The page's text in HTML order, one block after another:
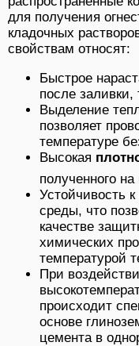
для получения
кладочных
свойствам относят:
Быстрое
после заливки,
Выделение
позволяет
температуре
Высокая
полученного
Устойчивость
среды, что
качестве
химических
температурой
При
происходит
основе
цемента в